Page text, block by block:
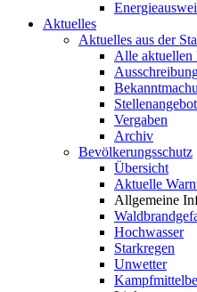
Aktuelles
Aktuelles aus der
Alle aktuellen
Vergaben
Archiv
Bevölkerungsschutz
Übersicht
Aktuelle
Allgemeine
Hochwasser
Starkregen
Unwetter